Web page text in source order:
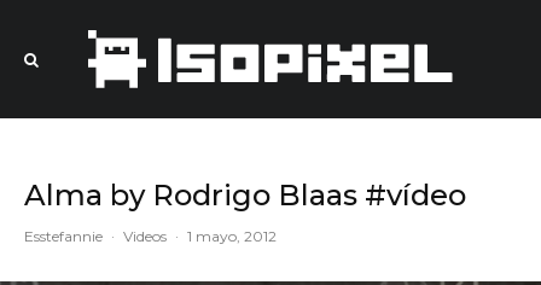
Alma by Rodrigo Blaas #vídeo
Esstefannie · Videos · 1 mayo, 2012